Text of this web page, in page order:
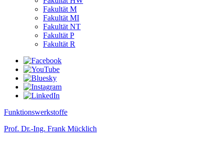
Fakultät M
Fakultät MI
Fakultät NT
Fakultät P
Fakultät R
Funktionswerkstoffe
Prof. Dr.-Ing. Frank Mücklich